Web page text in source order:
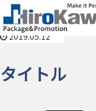
single-normal.php
ホーム / カタログ/
2019.05.12
タイトル